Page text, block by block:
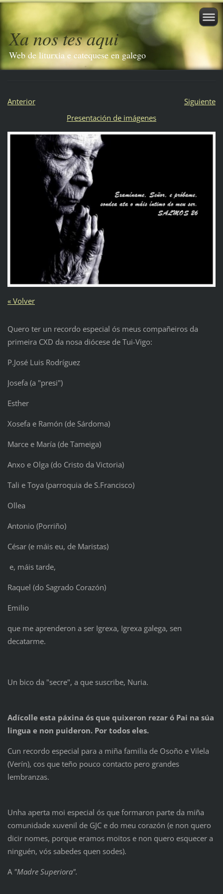
Xa nos tes aqui
Web de liturxia e catequese en galego
Anterior
Siguiente
Presentación de imágenes
« Volver
Quero ter un recordo especial ós meus compañeiros da
primeira CXD da nosa diócese de Tui-Vigo:
P.José Luis Rodríguez
Josefa (a "presi")
Esther
Xosefa e Ramón (de Sárdoma)
Marce e María (de Tameiga)
Anxo e Olga (do Cristo da Victoria)
Tali e Toya (parroquia de S.Francisco)
Ollea
Antonio (Porriño)
César (e máis eu, de Maristas)
e, máis tarde,
Raquel (do Sagrado Corazón)
Emilio
que me aprenderon a ser Igrexa, Igrexa galega, sen
decatarme.
Un bico da "secre", a que suscribe, Nuria.
Adícolle esta páxina ós que quixeron rezar ó Pai na súa
lingua e non puideron. Por todos eles.
Cun recordo especial para a miña familia de Osoño e Vilela
(Verín), cos que teño pouco contacto pero grandes
lembranzas.
Unha aperta moi especial ós que formaron parte da miña
comunidade xuvenil de GJC e do meu corazón (e non quero
dicir nomes, porque eramos moitos e non quero esquecer a
ninguén, vós sabedes quen sodes).
A "Madre Superiora".